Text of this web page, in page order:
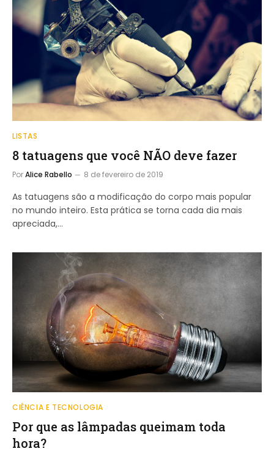
LISTAS
8 tatuagens que você NÃO deve fazer
PorAlice Rabello 8 de fevereiro de 2019
As tatuagens são a modificação do corpo mais popular
no mundo inteiro. Esta prática se torna cada dia mais
apreciada,…
CIÊNCIA E TECNOLOGIA
Por que as lâmpadas queimam toda
hora?